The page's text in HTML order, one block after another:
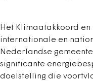
Het Klimaatakkoord
internationale en
Nederlandse
significante
doelstelling die